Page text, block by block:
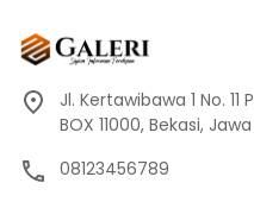
Jl. Kertawibawa 1 No.
BOX 11000, Bekasi,
08123456789